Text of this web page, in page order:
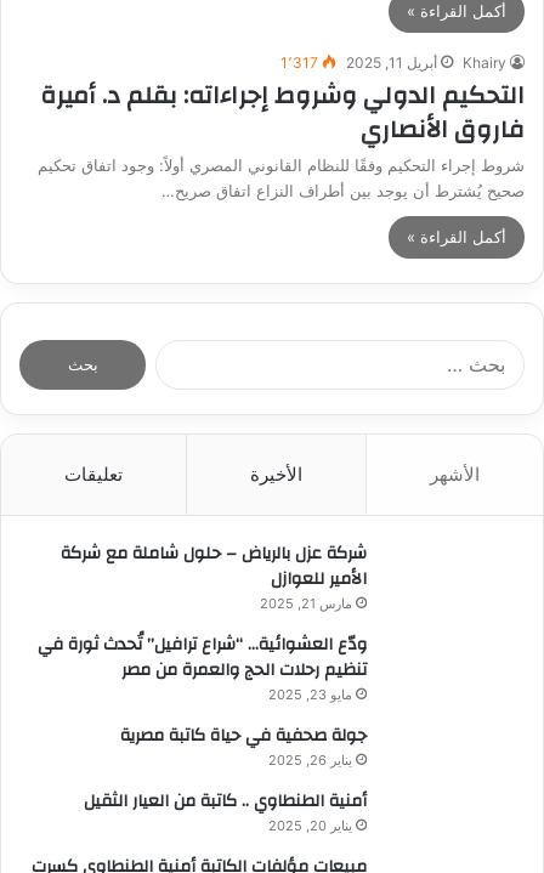
أكمل القراءة »
Khairy أبريل 11, 2025 1٬317
التحكيم الدولي وشروط إجراءاته: بقلم د. أميرة
فاروق الأنصاري
شروط إجراء التحكيم وفقًا للنظام القانوني المصري أولاً: وجود اتفاق تحكيم
صحيح يُشترط أن يوجد بين أطراف النزاع اتفاق صريح…
أكمل القراءة »
الأشهر الأخيرة تعليقات
شركة عزل بالرياض – حلول شاملة مع شركة
الأمير للعوازل
مارس 21, 2025
ودّع العشوائية… “شراع ترافيل” تُحدث ثورة في
تنظيم رحلات الحج والعمرة من مصر
مايو 23, 2025
جولة صحفية في حياة كاتبة مصرية
يناير 26, 2025
أمنية الطنطاوي .. كاتبة من العيار الثقيل
يناير 20, 2025